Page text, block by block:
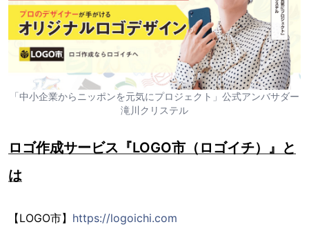
「中小企業からニッポンを元気にプロジェクト」公式アンバサダー
滝川クリステル
ロゴ作成サービス『LOGO市（ロゴイチ）』と
は
【LOGO市】 https://logoichi.com